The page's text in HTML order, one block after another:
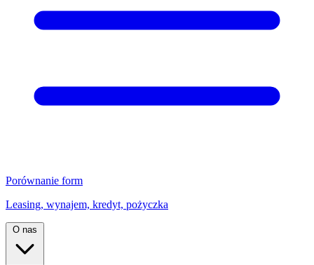
Porównanie form
Leasing, wynajem, kredyt, pożyczka
O nas